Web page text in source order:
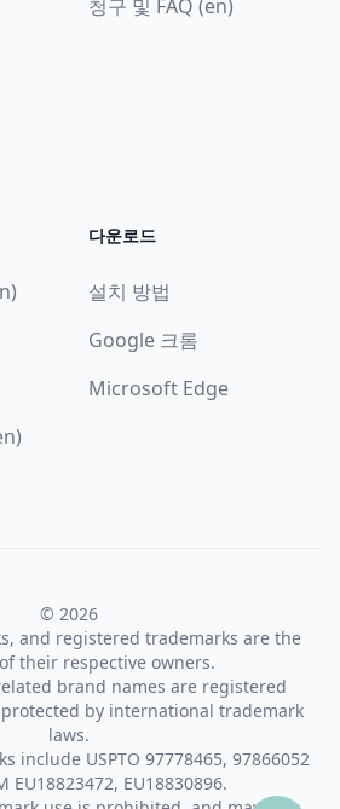
청구 및 FAQ (en)
다운로드
설치 방법
Google 크롬
Microsoft Edge
© 2026
and registered trademarks are the
their respective owners.
brand names are registered
by international trademark
laws.
include USPTO 97778465, 97866052
EU18823472, EU18830896.